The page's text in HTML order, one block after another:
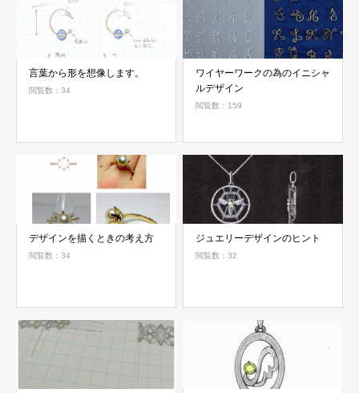
言葉から形を想像します。
閲覧数：34
ワイヤーワークの為のイニシャ
ルデザイン
閲覧数：159
デザインを描くときの考え方
閲覧数：34
ジュエリーデザインのヒント
閲覧数：32